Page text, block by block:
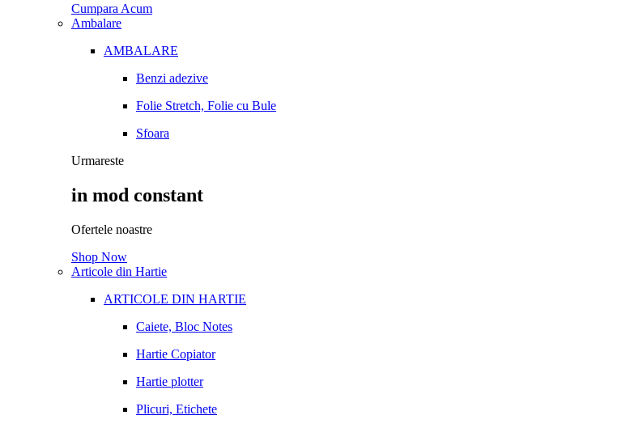
Cumpara Acum
Ambalare
AMBALARE
Benzi adezive
Folie Stretch, Folie cu Bule
Sfoara
Urmareste
in mod constant
Ofertele noastre
Shop Now
Articole din Hartie
ARTICOLE DIN HARTIE
Caiete, Bloc Notes
Hartie Copiator
Hartie plotter
Plicuri, Etichete